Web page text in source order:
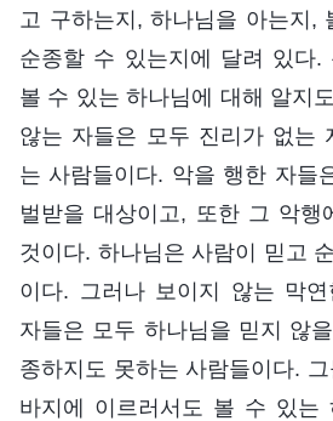
고 구하는지, 하나님을 아는지,
순종할 수 있는지에 달려 있다.
볼 수 있는 하나님에 대해 알지
않는 자들은 모두 진리가 없는
는 사람들이다. 악을 행한 자들
벌받을 대상이고, 또한 그 악행
것이다. 하나님은 사람이 믿고
이다. 그러나 보이지 않는 막
자들은 모두 하나님을 믿지 않
종하지도 못하는 사람들이다.
바지에 이르러서도 볼 수 있는